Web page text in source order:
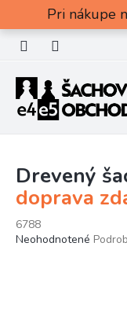
obsah
Pri nákupe
Drevený
doprava
6788
Priemerné
Neohodnotené